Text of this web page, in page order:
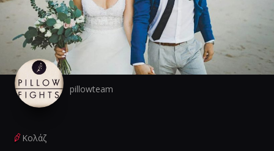
pillowteam
Κολάζ